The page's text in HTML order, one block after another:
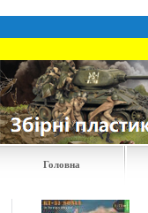
Головна